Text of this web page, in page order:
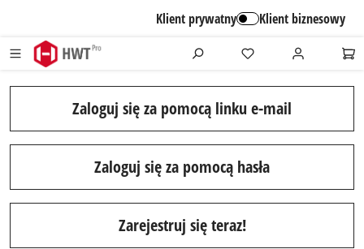
Klient prywatny Klient biznesowy
Zaloguj się za pomocą linku e-mail
Zaloguj się za pomocą hasła
Zarejestruj się teraz!